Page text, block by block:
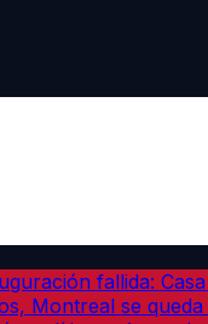
fallida:
Montreal se